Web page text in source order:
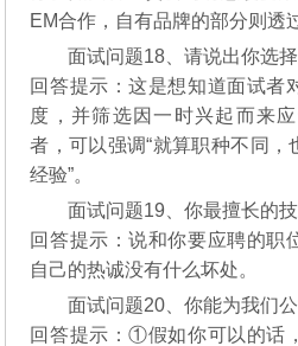
EM合作，自有品牌的部分则透
面试问题18、请说出你选
回答提示：这是想知道面试者
度，并筛选因一时兴起而来
者，可以强调“就算职种不同
经验”。
面试问题19、你最擅长的
回答提示：说和你要应聘的职
自己的热诚没有什么坏处。
面试问题20、你能为我们
回答提示：①假如你可以的话